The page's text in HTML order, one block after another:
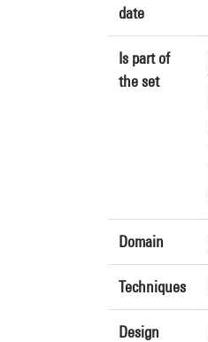
date
Is part of
the set
Domain
Techniques
Design